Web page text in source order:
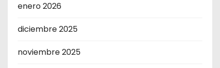
enero 2026
diciembre 2025
noviembre 2025